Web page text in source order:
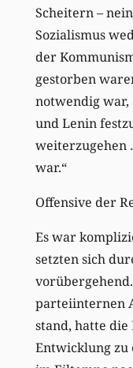
Scheitern –
Sozialismus
der
gestorben
notwendig war,
und Lenin
weiterzugehen
war.“
Offensive der
Es war
setzten sich
parteiinternen
stand, hatte die
Entwicklung